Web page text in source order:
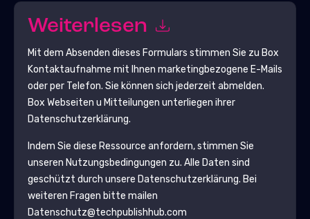
Weiterlesen
Mit dem Absenden dieses Formulars stimmen Sie zu Box
Kontaktaufnahme mit Ihnen marketingbezogene E-Mails
oder per Telefon. Sie können sich jederzeit abmelden.
Box Webseiten u Mitteilungen unterliegen ihrer
Datenschutzerklärung.
Indem Sie diese Ressource anfordern, stimmen Sie
unseren Nutzungsbedingungen zu. Alle Daten sind
geschützt durch unsere Datenschutzerklärung. Bei
weiteren Fragen bitte mailen
Datenschutz@techpublishhub.com